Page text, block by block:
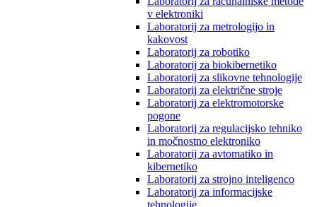
v elektroniki
Laboratorij za metrologijo in
kakovost
Laboratorij za robotiko
Laboratorij za biokibernetiko
Laboratorij za slikovne tehnologije
Laboratorij za električne stroje
Laboratorij za elektromotorske
pogone
Laboratorij za regulacijsko tehniko
in močnostno elektroniko
Laboratorij za avtomatiko in
kibernetiko
Laboratorij za strojno inteligenco
Laboratorij za informacijske
tehnologije